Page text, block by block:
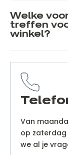
Welke
treffen
winkel?
Van
op zaterdag
we al je